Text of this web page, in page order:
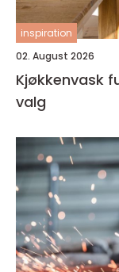
inspiration
02. August 2026
Kjøkkenvask funksjon, design og praktiske
valg